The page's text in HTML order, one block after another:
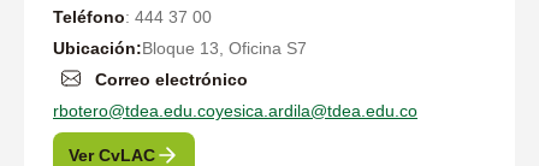
Teléfono: 444 37 00
Ubicación:Bloque 13, Oficina S7
Correo electrónico
rbotero@tdea.edu.coyesica.ardila@tdea.edu.co
Ver CvLAC